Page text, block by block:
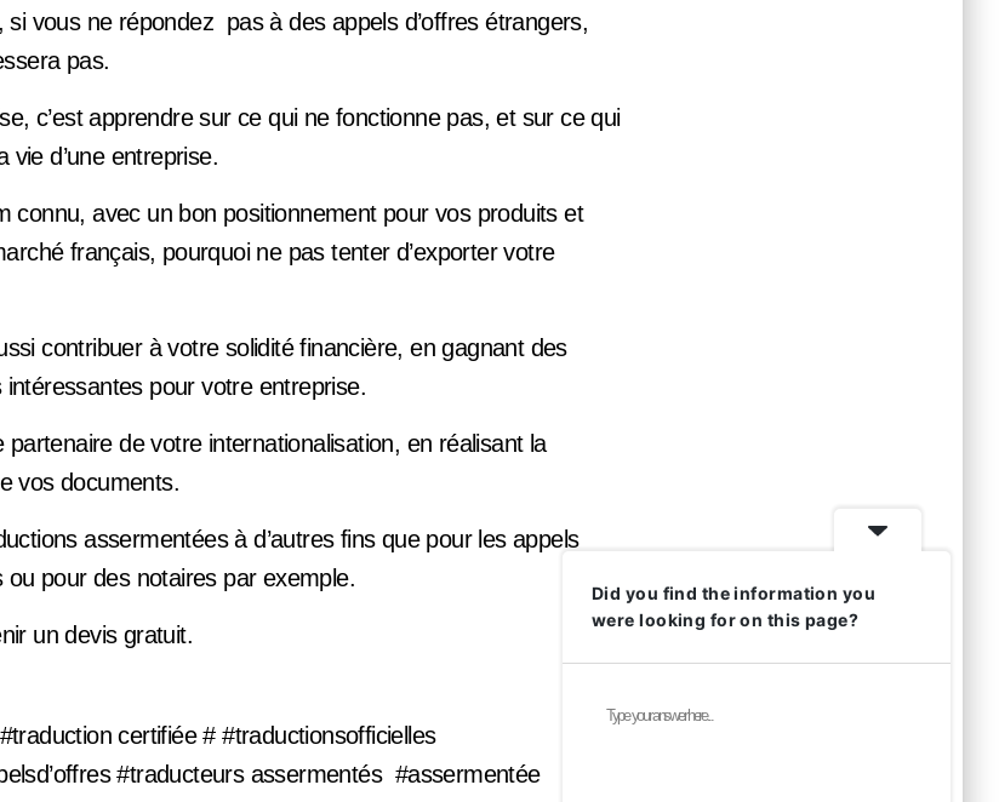
vous ne répondez pas à des appels d’offres étrangers,
pas.
c’est apprendre sur ce qui ne fonctionne pas, et sur ce qui
vie d’une entreprise.
connu, avec un bon positionnement pour vos produits et
français, pourquoi ne pas tenter d’exporter votre
contribuer à votre solidité financière, en gagnant des
pour votre entreprise.
partenaire de votre internationalisation, en réalisant la
vos documents.
assermentées à d’autres fins que pour les appels
ou pour des notaires par exemple.
un devis gratuit.
certifiée # #traductionsofficielles
#traducteurs assermentés #assermentée
Did you find the information you
were looking for on this page?